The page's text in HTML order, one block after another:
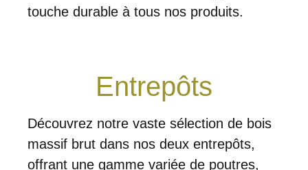
touche durable à tous nos produits.
Entrepôts
Découvrez notre vaste sélection de bois
massif brut dans nos deux entrepôts,
offrant une gamme variée de poutres,